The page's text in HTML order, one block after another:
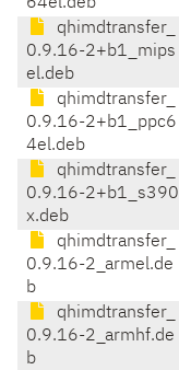
qhimdtransfer_
0.9.16-2+b1_mips
el.deb
qhimdtransfer_
0.9.16-2+b1_ppc6
4el.deb
qhimdtransfer_
0.9.16-2+b1_s390
x.deb
qhimdtransfer_
0.9.16-2_armel.de
b
qhimdtransfer_
0.9.16-2_armhf.de
b